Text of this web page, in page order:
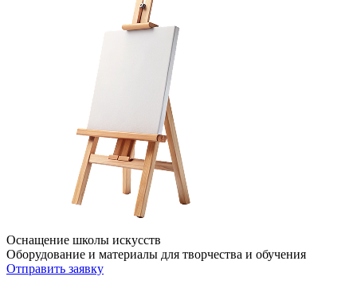
Оснащение школы искусств
Оборудование и материалы для творчества и обучения
Отправить заявку